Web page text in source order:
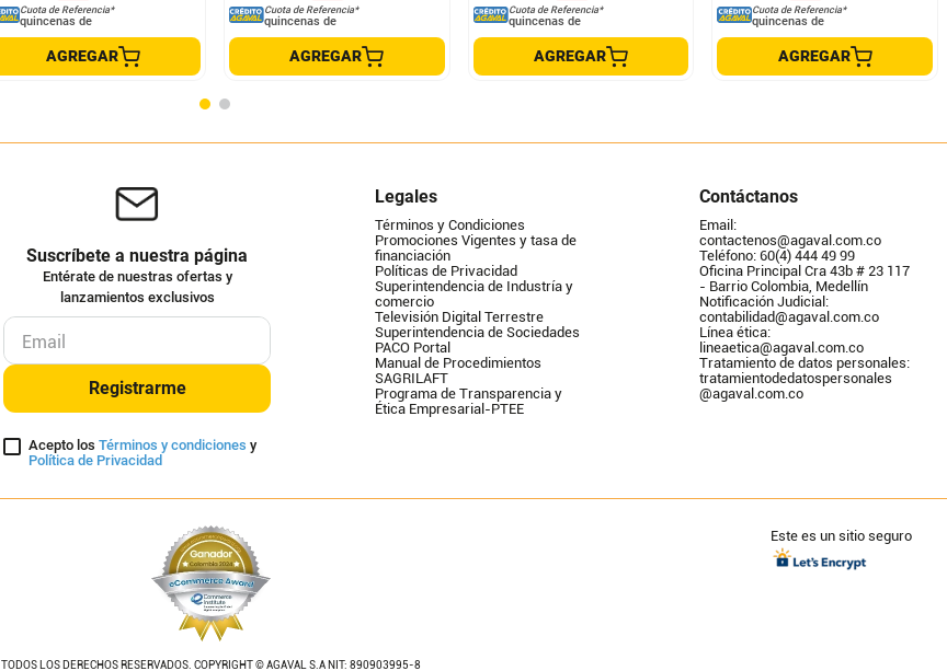
Cuota de Referencia*
quincenas de
AGREGAR
Cuota de Referencia*
quincenas de
AGREGAR
Cuota de Referencia*
quincenas de
AGREGAR
Cuota de Referencia*
quincenas de
AGREGAR
Suscríbete a nuestra página
Entérate de nuestras ofertas y
lanzamientos exclusivos
Registrarme
Acepto los Términos y condiciones y
Política de Privacidad
Legales
Términos y Condiciones
Promociones Vigentes y tasa de
financiación
Políticas de Privacidad
Superintendencia de Industría y
comercio
Televisión Digital Terrestre
Superintendencia de Sociedades
PACO Portal
Manual de Procedimientos
SAGRILAFT
Programa de Transparencia y
Ética Empresarial-PTEE
Contáctanos
Email:
contactenos@agaval.com.co
Teléfono: 60(4) 444 49 99
Oficina Principal Cra 43b # 23 117
- Barrio Colombia, Medellín
Notificación Judicial:
contabilidad@agaval.com.co
Línea ética:
lineaetica@agaval.com.co
Tratamiento de datos personales:
tratamientodedatospersonales
@agaval.com.co
TODOS LOS DERECHOS RESERVADOS. COPYRIGHT © AGAVAL S.A NIT: 890903995-8
Este es un sitio seguro